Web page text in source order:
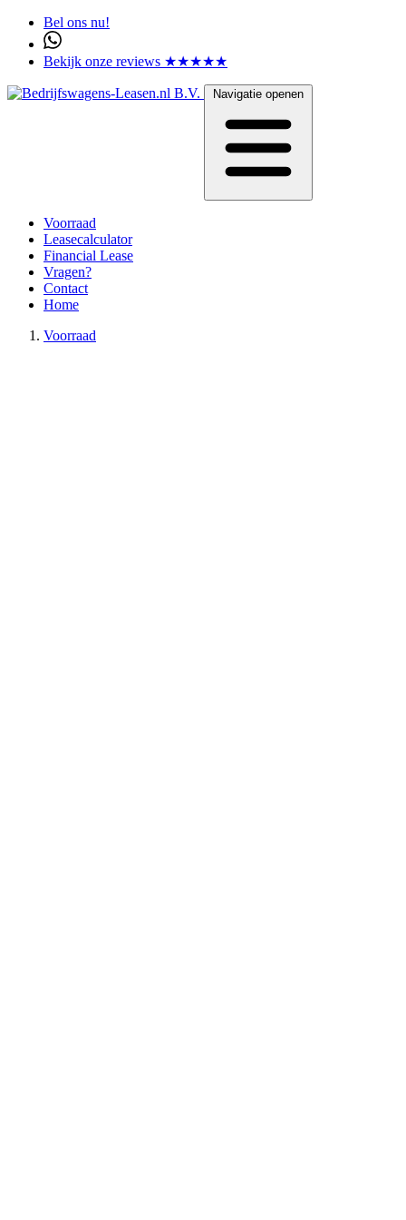
Bel ons nu!
Bekijk onze reviews ★★★★★
Navigatie openen
Voorraad
Leasecalculator
Financial Lease
Vragen?
Contact
Home
Voorraad